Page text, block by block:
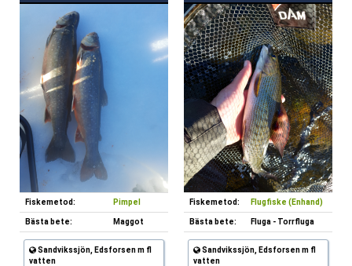
Fiskemetod: Pimpel
Bästa bete: Maggot
Sandvikssjön, Edsforsen m fl
vatten
Fiskemetod: Flugfiske (Enhand)
Bästa bete: Fluga - Torrfluga
Sandvikssjön, Edsforsen m fl
vatten